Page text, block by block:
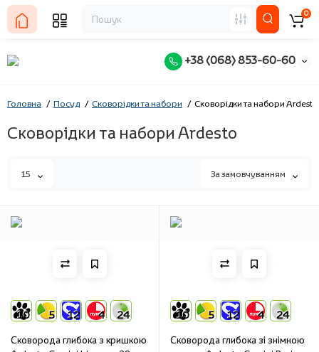
+38 (068) 853-60-60
0
Головна Посуд Сковорідки та набори Сковорідки та набори Ardesto
Сковорідки та набори Ardesto
15 За замовчуванням
10 5 12 4 24
Сковорода глибока з кришкою
10 5 12 4 24
Сковорода глибока зі знімною